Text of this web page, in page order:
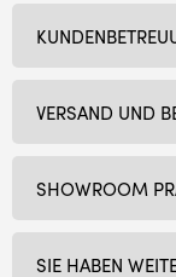
SHOWROOM
SIE HABEN
VERSAND UND